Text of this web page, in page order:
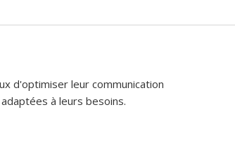
d'optimiser leur communication
à leurs besoins.